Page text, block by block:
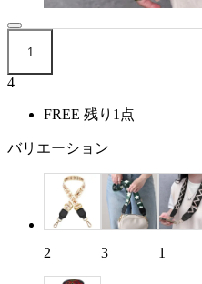
1
4
FREE 残り1点
バリエーション
2 3 1